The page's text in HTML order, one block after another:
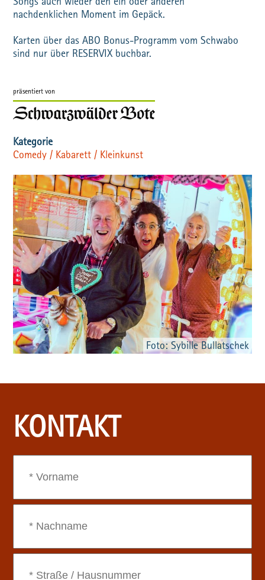
Foto: Sybille Bullatschek
Songs auch wieder den ein oder anderen
nachdenklichen Moment im Gepäck.
Karten über das ABO Bonus-Programm vom Schwabo
sind nur über RESERVIX buchbar.
Comedy / Kabarett / Kleinkunst
KONTAKT